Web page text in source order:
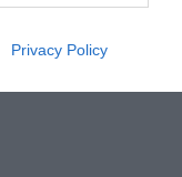
Privacy Policy